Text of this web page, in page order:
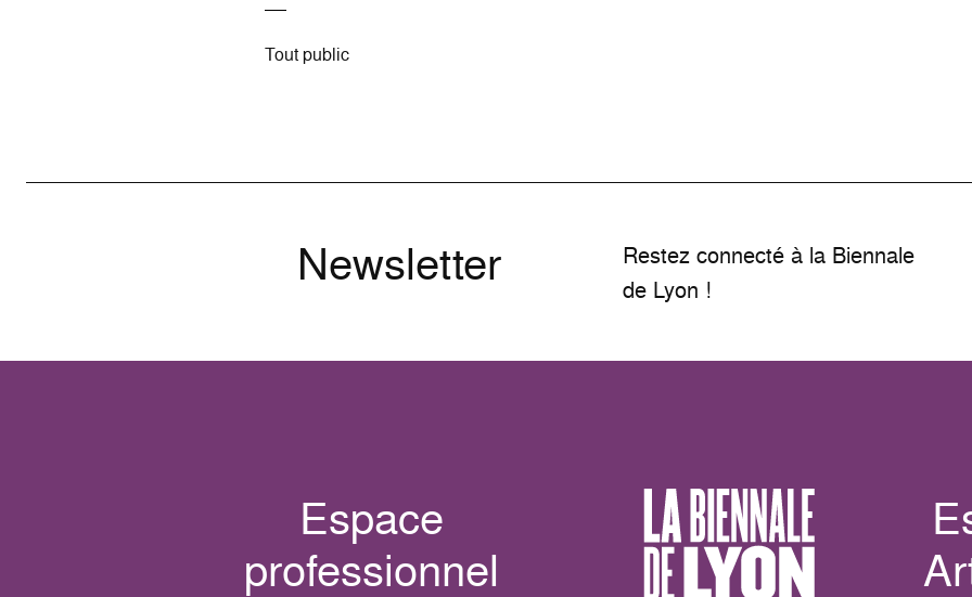
Tout public
Newsletter
Restez connecté à la Biennale
de Lyon !
Espace
professionnel